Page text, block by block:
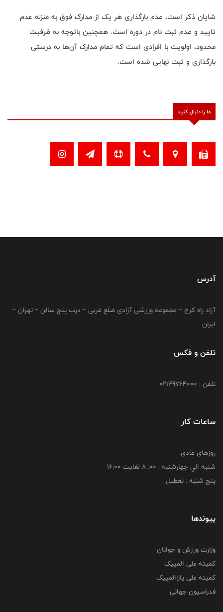
شایان ذکر است، عدم بارگذاری هر یک از مدارک فوق به منزله عدم
تایید و عدم ثبت نام در دوره است. همچنین باتوجه به ظرفیت
محدود، اولویت با افرادی است که تمام مدارک آن‌ها به درستی
بارگذاری و ثبت نهایی شده است.
ما را دنبال کنید
آدرس
آزاد راه کرج – مجموعه ورزشی آزادی ضلع غربی – درب پنج سالن – تهران –
ایران
تلفن و فکس
تلفن : 02149764000
ساعات کار
روزهای عادی:
شنبه الي چهارشنبه : 00: 8 لغايت 16:00
پنج شنبه : تعطیل
پیوندها
وزارت ورزش و جوانان
کمیته ملی المپیک
کمیته ملی پاراالمپیک
فدراسیون جهانی